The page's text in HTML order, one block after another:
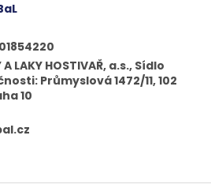
A LAKY HOSTIVAŘ, a.s., Sídlo
Průmyslová 1472/11, 102
10